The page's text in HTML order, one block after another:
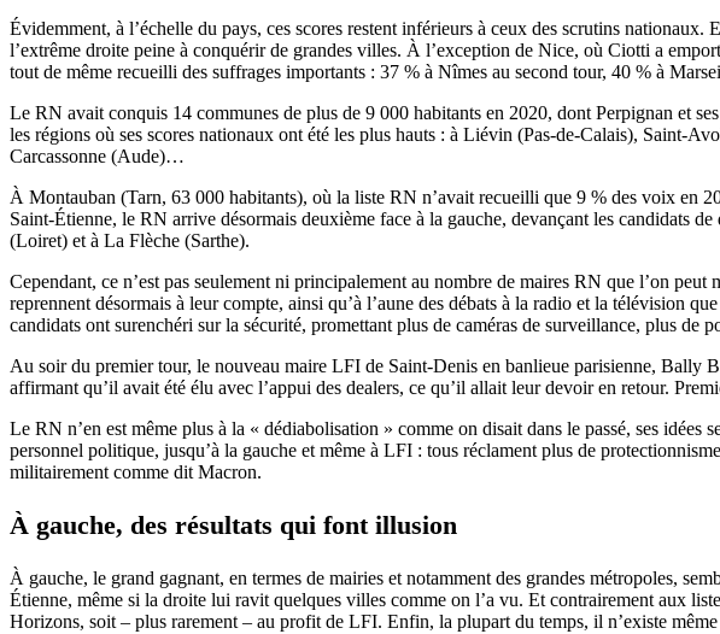
Évidemment, à l’échelle du pays, ces scores restent inférieurs à ceux des scrutins nationaux.
l’extrême droite peine à conquérir de grandes villes. À l’exception de Nice, où Ciotti a
tout de même recueilli des suffrages importants : 37 % à Nîmes au second tour, 40 % à
Le RN avait conquis 14 communes de plus de 9 000 habitants en 2020, dont Perpignan et
les régions où ses scores nationaux ont été les plus hauts : à Liévin (Pas-de-Calais), Saint-
Carcassonne (Aude)…
À Montauban (Tarn, 63 000 habitants), où la liste RN n’avait recueilli que 9 % des voix en
Saint-Étienne, le RN arrive désormais deuxième face à la gauche, devançant les candidats
(Loiret) et à La Flèche (Sarthe).
Cependant, ce n’est pas seulement ni principalement au nombre de maires RN que l’on
reprennent désormais à leur compte, ainsi qu’à l’aune des débats à la radio et la télévision
candidats ont surenchéri sur la sécurité, promettant plus de caméras de surveillance, plus de
Au soir du premier tour, le nouveau maire LFI de Saint-­Denis en banlieue parisienne, Bally
affirmant qu’il avait été élu avec l’appui des dealers, ce qu’il allait leur devoir en retour.
Le RN n’en est même plus à la « dédiabolisation » comme on disait dans le passé, ses
personnel politique, jusqu’à la gauche et même à LFI : tous réclament plus de
militairement comme dit Macron.
À gauche, des résultats qui font illusion
À gauche, le grand gagnant, en termes de mairies et notamment des grandes métropoles,
Étienne, même si la droite lui ravit quelques villes comme on l’a vu. Et contrairement aux
Horizons, soit – plus rarement – au profit de LFI. Enfin, la plupart du temps, il n’existe